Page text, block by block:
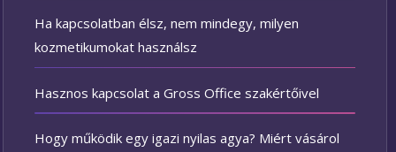
Ha kapcsolatban élsz, nem mindegy, milyen
kozmetikumokat használsz
Hasznos kapcsolat a Gross Office szakértőivel
Hogy működik egy igazi nyilas agya? Miért vásárol